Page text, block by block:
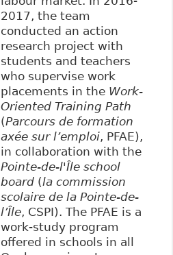
2017, the team
conducted an action
research project with
students and teachers
who supervise work
placements in the Work-
Oriented Training Path
(Parcours de formation
axée sur l’emploi, PFAE),
in collaboration with the
Pointe-de-l'Île school
board(la commission
scolaire de la Pointe-de-
l’Île, CSPI). The PFAE is a
work-study program
offered in schools in all